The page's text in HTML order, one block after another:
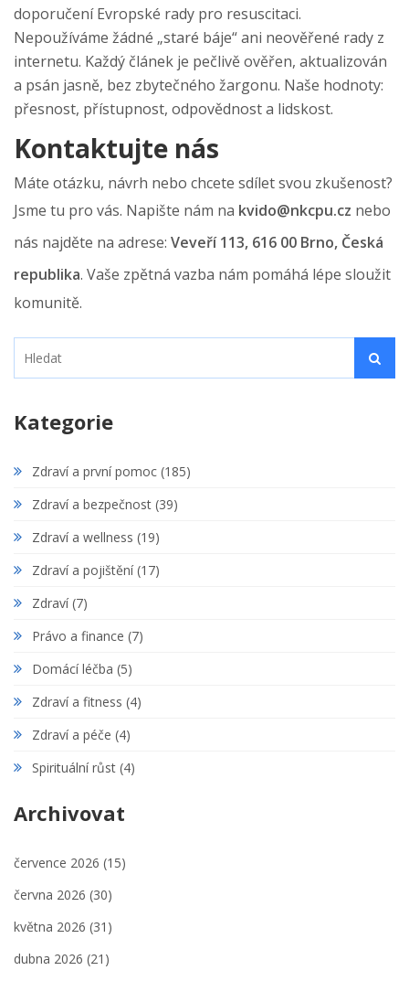
doporučení Evropské rady pro resuscitaci.
Nepoužíváme žádné „staré báje“ ani neověřené rady z
internetu. Každý článek je pečlivě ověřen, aktualizován
a psán jasně, bez zbytečného žargonu. Naše hodnoty:
přesnost, přístupnost, odpovědnost a lidskost.
Kontaktujte nás
Máte otázku, návrh nebo chcete sdílet svou zkušenost?
Jsme tu pro vás. Napište nám na kvido@nkcpu.cz nebo
nás najděte na adrese: Veveří 113, 616 00 Brno, Česká
republika. Vaše zpětná vazba nám pomáhá lépe sloužit
komunitě.
Kategorie
Zdraví a první pomoc (185)
Zdraví a bezpečnost (39)
Zdraví a wellness (19)
Zdraví a pojištění(17)
Zdraví(7)
Právo a finance (7)
Domácí léčba (5)
Zdraví a fitness (4)
Zdraví a péče (4)
Spirituální růst (4)
Archivovat
července 2026 (15)
června 2026 (30)
května 2026 (31)
dubna 2026 (21)